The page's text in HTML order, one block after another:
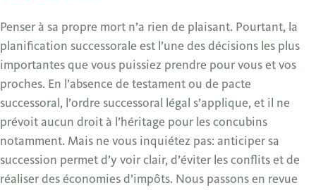
Penser à sa propre mort n’a rien de plaisant. Pourtant, la
planification successorale est l’une des décisions les plus
importantes que vous puissiez prendre pour vous et vos
proches. En l’absence de testament ou de pacte
successoral, l’ordre successoral légal s’applique, et il ne
prévoit aucun droit à l’héritage pour les concubins
notamment. Mais ne vous inquiétez pas: anticiper sa
succession permet d’y voir clair, d’éviter les conflits et de
réaliser des économies d’impôts. Nous passons en revue